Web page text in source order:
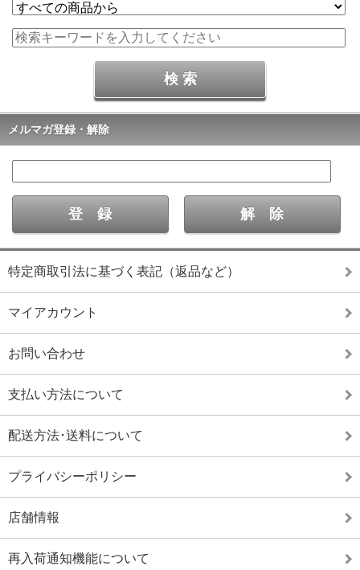
メルマガ登録・解除
特定商取引法に基づく表記（返品など）
マイアカウント
お問い合わせ
支払い方法について
配送方法･送料について
プライバシーポリシー
店舗情報
再入荷通知機能について